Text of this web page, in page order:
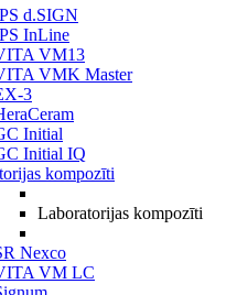
d.SIGN
InLine
VM13
VMK Master
3
Initial
Initial IQ
kompozīti
Laboratorijas kompozīti
Nexco
VM LC